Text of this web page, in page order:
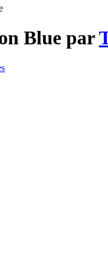
Blue par